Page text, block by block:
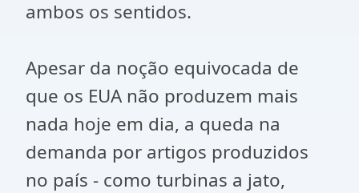
ambos os sentidos.
Apesar da noção equivocada de
que os EUA não produzem mais
nada hoje em dia, a queda na
demanda por artigos produzidos
no país - como turbinas a jato,